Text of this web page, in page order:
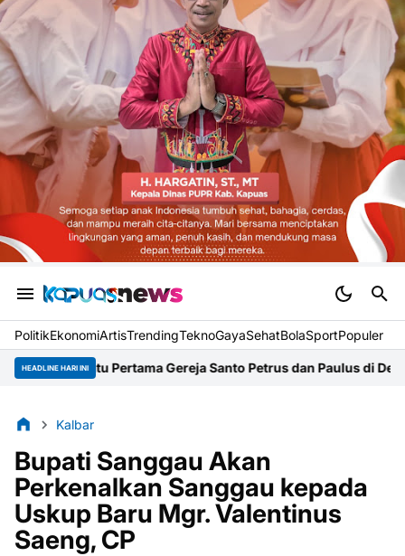
PolitikEkonomiArtisTrendingTeknoGayaSehatBolaSportPopuler
HEADLINE HARI INI
Gereja Santo Petrus dan Paulus di Desa Kapur Kasus Emas
Kalbar
Bupati Sanggau Akan
Perkenalkan Sanggau kepada
Uskup Baru Mgr. Valentinus
Saeng, CP